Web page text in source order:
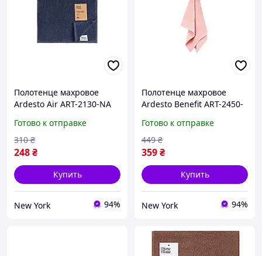
Полотенце махровое
Ardesto Air ART-2130-NA
Готово к отправке
248₴
310 ₴
Купить
New York 94%
Полотенце махровое
Ardesto Benefit ART-2450-
newyork
Готово к отправке
359₴
449 ₴
Купить
New York 94%